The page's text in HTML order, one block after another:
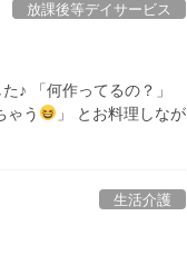
放課後等デイサービス
♪ 「何作ってるの？」
ゃう
」 とお料理しなが
生活介護